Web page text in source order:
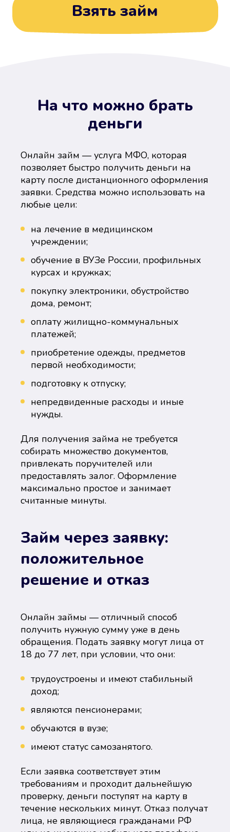
Взять займ
На что можно брать
деньги
Онлайн займ — услуга МФО, которая
позволяет быстро получить деньги на
карту после дистанционного оформления
заявки. Средства можно использовать на
любые цели:
на лечение в медицинском
учреждении;
обучение в ВУЗе России, профильных
курсах и кружках;
покупку электроники, обустройство
дома, ремонт;
оплату жилищно-коммунальных
платежей;
приобретение одежды, предметов
первой необходимости;
подготовку к отпуску;
непредвиденные расходы и иные
нужды.
Для получения займа не требуется
собирать множество документов,
привлекать поручителей или
предоставлять залог. Оформление
максимально простое и занимает
считанные минуты.
Займ через заявку:
положительное
решение и отказ
Онлайн займы — отличный способ
получить нужную сумму уже в день
обращения. Подать заявку могут лица от
18 до 77 лет, при условии, что они:
трудоустроены и имеют стабильный
доход;
являются пенсионерами;
обучаются в вузе;
имеют статус самозанятого.
Если заявка соответствует этим
требованиям и проходит дальнейшую
проверку, деньги поступят на карту в
течение нескольких минут. Отказ получат
лица, не являющиеся гражданами РФ